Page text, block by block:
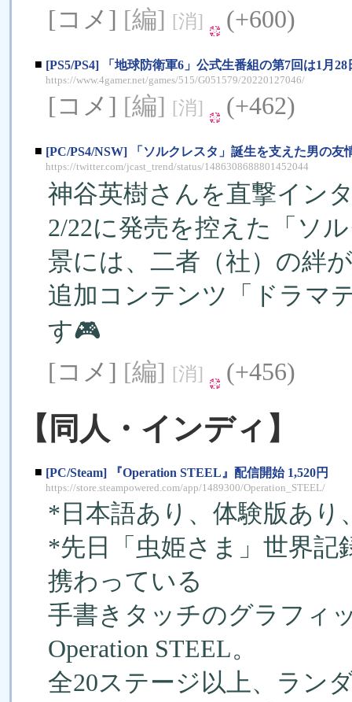
[コメ] [編] [消] (+600)
■ [PS5/PS4] 「地球防衛軍6」公式生番組の第7回は1月
https://www.4gamer.net/games/515/G051579/20220127046/
[コメ] [編] [消] (+462)
■ [PC/PS4/NSW] 「ソルクレスタ」誕生を支えた男の
https://twitter.com/jcast_trend/status/1486308688801452044
神谷英樹さんを直撃イン
2/22に発売を控えた「ソ
景には、二者（社）の絆
追加コンテンツ「ドラマ
す🎮
[コメ] [編] [消] (+456)
【同人・インディ】
■ [PC/Steam] 『Operation STEEL』配信開始 1,520円
https://store.steampowered.com/app/1489300/Operation_STEEL/
*日本語あり、体験版あり
*先日「虫姫さま」世界記
携わっている
手書きタッチのグラフィ
Operation STEEL。
全20ステージ以上、ラン